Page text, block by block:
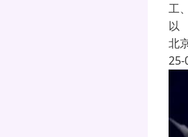
工
以
北
25-